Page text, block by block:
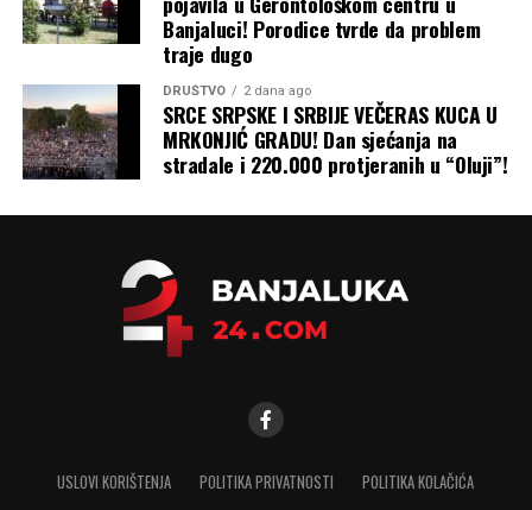
nastaviće da se mijenja dok obje strane traže način da
prekinu pat-poziciju na frontu u svoju korist. A
ekonomska šteta, koja se osjeća daleko izvan granica
Ukrajine i Rusije, nastaviće da se gomila, piše Blic.
Banjaluci! Porodice tvrde da problem
traje dugo
DRUŠTVO 2 dana ago
SRCE SRPSKE I SRBIJE VEČERAS KUCA U
MRKONJIĆ GRADU! Dan sjećanja na
stradale i 220.000 protjeranih u “Oluji”!
USLOVI KORIŠTENJA POLITIKA PRIVATNOSTI POLITIKA KOLAČIĆA